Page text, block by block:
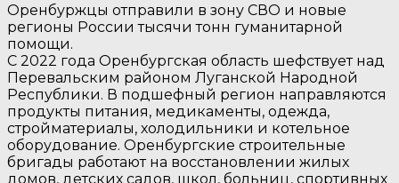
Оренбуржцы отправили в зону СВО и новые
регионы России тысячи тонн гуманитарной
помощи.
С 2022 года Оренбургская область шефствует над
Перевальским районом Луганской Народной
Республики. В подшефный регион направляются
продукты питания, медикаменты, одежда,
стройматериалы, холодильники и котельное
оборудование. Оренбургские строительные
бригады работают на восстановлении жилых
домов, детских садов, школ, больниц, спортивных